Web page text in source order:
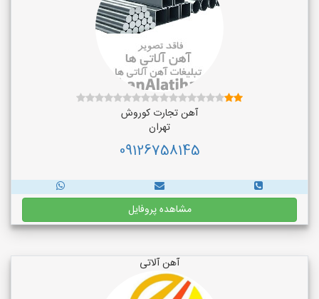
آهن تجارت کوروش
تهران
09126758145
مشاهده پروفایل
آهن آلاتی